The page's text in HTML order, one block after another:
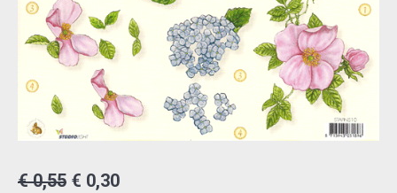
€0,55 Oorspronkelijke
€ 0,30Huidige